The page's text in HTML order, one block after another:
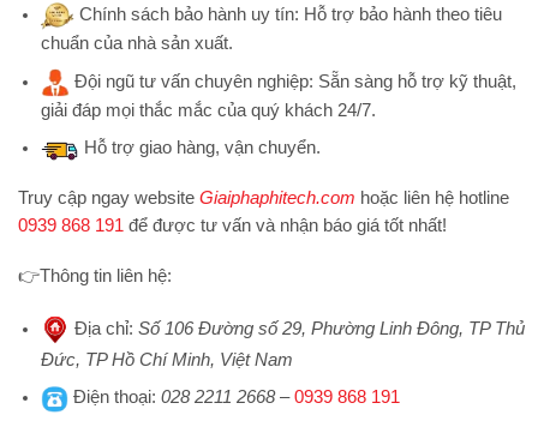
Chính sách bảo hành uy tín: Hỗ trợ bảo hành theo tiêu
chuẩn của nhà sản xuất.
Đội ngũ tư vấn chuyên nghiệp: Sẵn sàng hỗ trợ kỹ thuật,
giải đáp mọi thắc mắc của quý khách 24/7.
Hỗ trợgiao hàng, vận chuyển.
Truy cập ngay website Giaiphaphitech.com hoặc liên hệ hotline
0939 868 191 để được tư vấn và nhận báo giá tốt nhất!
👉Thông tin liên hệ:
Địa chỉ: Số 106 Đường số 29, Phường Linh Đông, TP Thủ
Đức, TP Hồ Chí Minh, Việt Nam
Điện thoại: 028 2211 2668–0939 868 191